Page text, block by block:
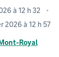
à 12 h 32
2026 à 12 h 57
Royal